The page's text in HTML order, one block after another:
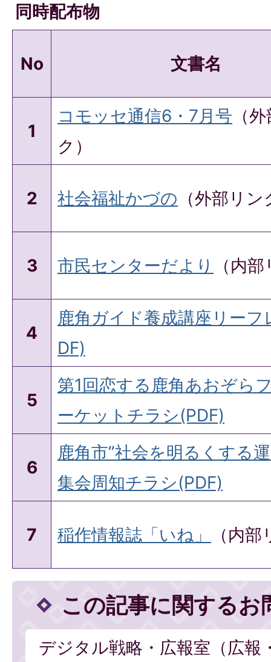
同時配布物
No 文書名
1
コモッセ通信6・7月号 （
ク）
2 社会福祉かづの （外部リ
3 市民センターだより （内
4
鹿角ガイド養成講座リーフ
DF)
5
第1回恋する鹿角あおぞら
ーケットチラシ(PDF)
6
鹿角市”社会を明るくする
集会周知チラシ(PDF)
7 稲作情報誌「いね」 （内
この記事に関するお
デジタル戦略・広報室（広報